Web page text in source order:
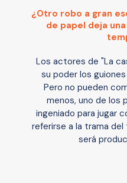
¿Otro robo a gran
de papel deja
Los actores de "La
su poder los
Pero no pueden
menos, uno de los
ingeniado para jugar
referirse a la trama
será